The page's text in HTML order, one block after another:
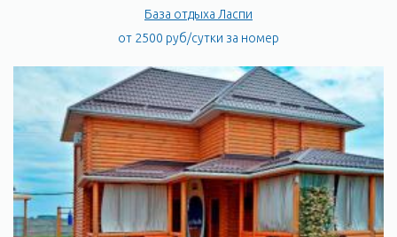
База отдыха Ласпи
от 2500 руб/сутки за номер